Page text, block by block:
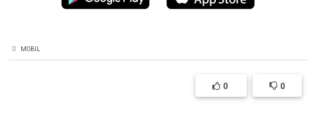
MOBIL
0 0